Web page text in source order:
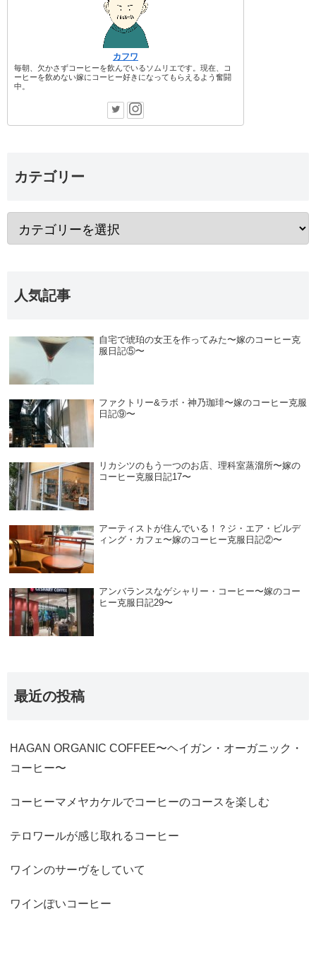
カフワ
毎朝、欠かさずコーヒーを飲んでいるソムリエです。現在、コ
ーヒーを飲めない嫁にコーヒー好きになってもらえるよう奮闘
中。
カテゴリー
人気記事
自宅で琥珀の女王を作ってみた〜嫁のコーヒー克
服日記⑤〜
ファクトリー&ラボ・神乃珈琲〜嫁のコーヒー克服
日記⑨〜
リカシツのもう一つのお店、理科室蒸溜所〜嫁の
コーヒー克服日記17〜
アーティストが住んでいる！？ジ・エア・ビルデ
ィング・カフェ〜嫁のコーヒー克服日記②〜
アンバランスなゲシャリー・コーヒー〜嫁のコー
ヒー克服日記29〜
最近の投稿
HAGAN ORGANIC COFFEE〜ヘイガン・オーガニック・
コーヒー〜
コーヒーマメヤカケルでコーヒーのコースを楽しむ
テロワールが感じ取れるコーヒー
ワインのサーヴをしていて
ワインぽいコーヒー